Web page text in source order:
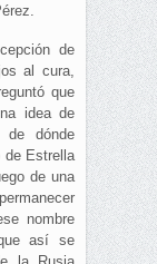
de
al cura,
que
idea de
dónde
de Estrella
de una
nombre
así se